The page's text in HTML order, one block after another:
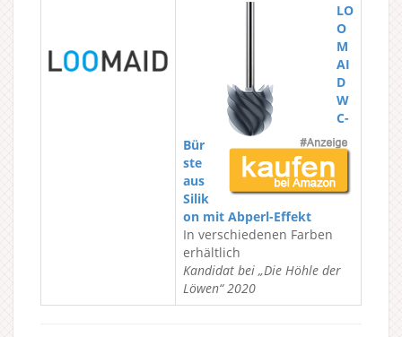
LO
O
M
AI
D
W
C-
Bür
ste
aus
Silik
on mit Abperl-Effekt
In verschiedenen Farben
erhältlich
Kandidat bei „Die Höhle der
Löwen“ 2020